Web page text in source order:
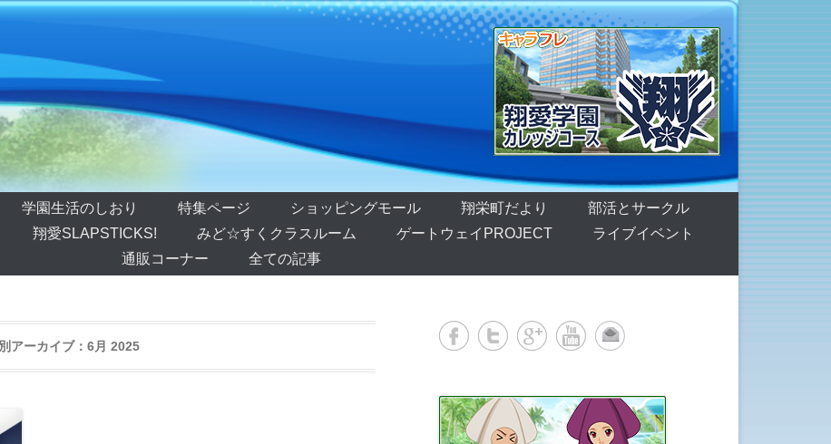
学園生活のしおり 特集ページ ショッピングモール 翔栄町だより
部活とサークル
翔愛SLAPSTICKS! みど☆すくクラスルーム ゲートウェイPROJECT
ライブイベント
通販コーナー
全ての記事
アーカイブ： 6月 2025